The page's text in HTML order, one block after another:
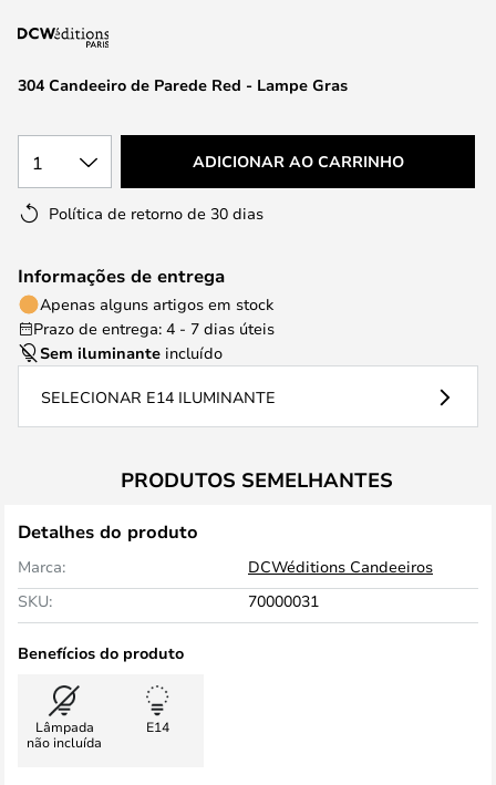
Galeria
imagens
304 Candeeiro de Parede Red - Lampe Gras
1 ADICIONAR AO CARRINHO
Política de retorno de 30 dias
Informações de entrega
Apenas alguns artigos em stock
Prazo de entrega: 4 - 7 dias úteis
Sem iluminante incluído
SELECIONAR E14 ILUMINANTE
PRODUTOS SEMELHANTES
Detalhes do produto
Marca:
DCWéditions Candeeiros
SKU:
70000031
Benefícios do produto
Lâmpada
não incluída
E14